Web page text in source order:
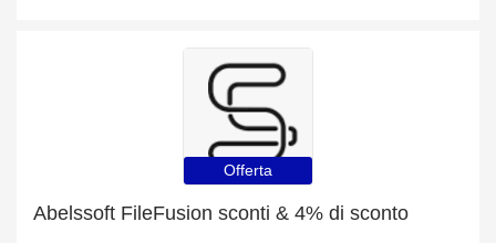
Offerta
Abelssoft FileFusion sconti & 4% di sconto